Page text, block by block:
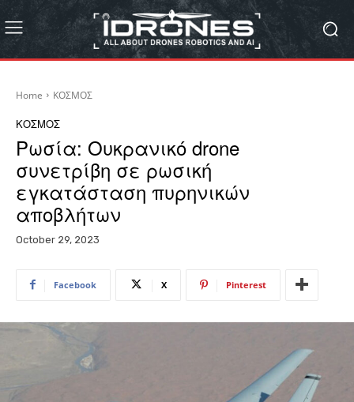
Home ΚΟΣΜΟΣ
ΚΟΣΜΟΣ
Ρωσία: Ουκρανικό drone
συνετρίβη σε ρωσική
εγκατάσταση πυρηνικών
αποβλήτων
October 29, 2023
Facebook X Pinterest